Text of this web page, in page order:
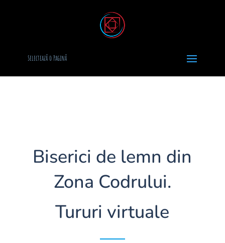
Selectează o Pagină
Biserici de lemn din
Zona Codrului.
Tururi virtuale